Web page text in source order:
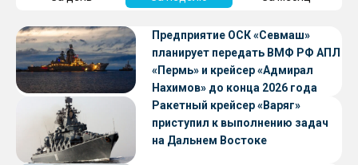
Предприятие ОСК «Севмаш»
планирует передать ВМФ РФ АПЛ
«Пермь» и крейсер «Адмирал
Нахимов» до конца 2026 года
Ракетный крейсер «Варяг»
приступил к выполнению задач
на Дальнем Востоке